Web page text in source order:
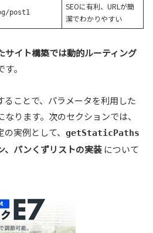
post1
SEOに有利、URLが簡
潔でわかりやすい
サイト構築では動的ルーティング
す。
ることで、パラメータを利用した
ります。次のセクションでは、
実例として、 getStaticPaths
、パンくずリストの実装 について